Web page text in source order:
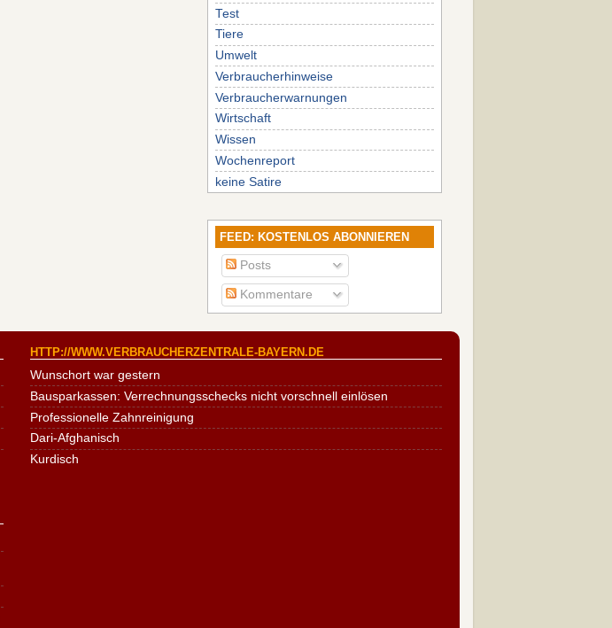
Test
Tiere
Umwelt
Verbraucherhinweise
Verbraucherwarnungen
Wirtschaft
Wissen
Wochenreport
keine Satire
FEED: KOSTENLOS ABONNIEREN
Posts
Kommentare
HTTP://WWW.VERBRAUCHERZENTRALE-BAYERN.DE
Wunschort war gestern
Bausparkassen: Verrechnungsschecks nicht vorschnell einlösen
Professionelle Zahnreinigung
Dari-Afghanisch
Kurdisch